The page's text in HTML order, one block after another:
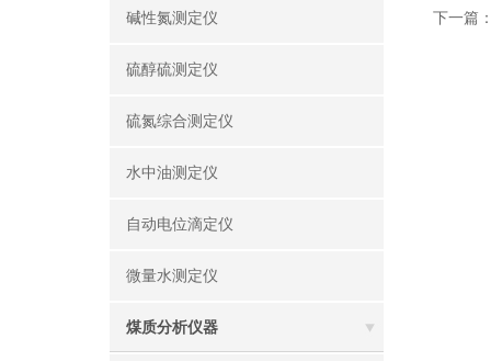
碱性氮测定仪
硫醇硫测定仪
硫氮综合测定仪
水中油测定仪
自动电位滴定仪
微量水测定仪
煤质分析仪器
下一篇